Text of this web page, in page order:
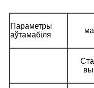
Параметры
аўтамабіля